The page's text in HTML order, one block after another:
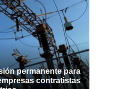
permanente para
contratistas